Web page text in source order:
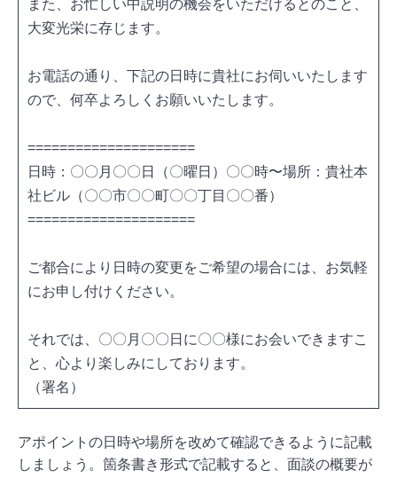
また、お忙しい中説明の機会をいただけるとのこと、
大変光栄に存じます。
お電話の通り、下記の日時に貴社にお伺いいたします
ので、何卒よろしくお願いいたします。
=====================
日時：〇〇月〇〇日（〇曜日）〇〇時〜場所：貴社本
社ビル（〇〇市〇〇町〇〇丁目〇〇番）
=====================
ご都合により日時の変更をご希望の場合には、お気軽
にお申し付けください。
それでは、〇〇月〇〇日に〇〇様にお会いできますこ
と、心より楽しみにしております。
（署名）
アポイントの日時や場所を改めて確認できるように記載
しましょう。箇条書き形式で記載すると、面談の概要が